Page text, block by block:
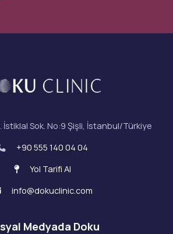
İstiklal Sok. No:9 Şişli, İstanbul/Türkiye
+90 555 140 04 04
Yol Tarifi Al
info@dokuclinic.com
Medyada Doku